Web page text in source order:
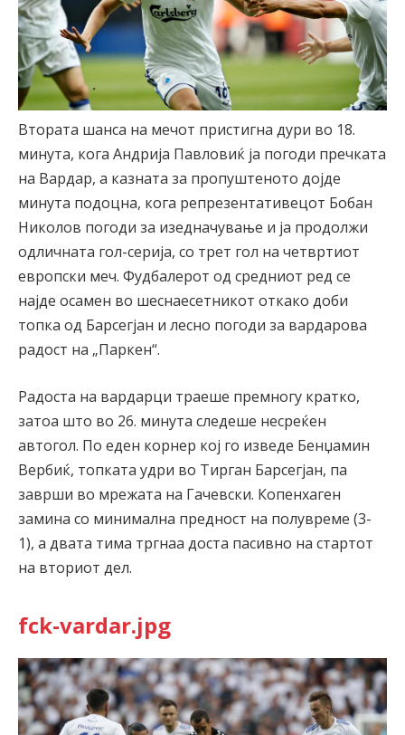
Втората шанса на мечот пристигна дури во 18.
минута, кога Андрија Павловиќ ја погоди пречката
на Вардар, а казната за пропуштеното дојде
минута подоцна, кога репрезентативецот Бобан
Николов погоди за изедначување и ја продолжи
одличната гол-серија, со трет гол на четвртиот
европски меч. Фудбалерот од средниот ред се
најде осамен во шеснаесетникот откако доби
топка од Барсегјан и лесно погоди за вардарова
радост на „Паркен“.
Радоста на вардарци траеше премногу кратко,
затоа што во 26. минута следеше несреќен
автогол. По еден корнер кој го изведе Бенџамин
Вербиќ, топката удри во Тирган Барсегјан, па
заврши во мрежата на Гачевски. Копенхаген
замина со минимална предност на полувреме (3-
1), а двата тима тргнаа доста пасивно на стартот
на вториот дел.
fck-vardar.jpg